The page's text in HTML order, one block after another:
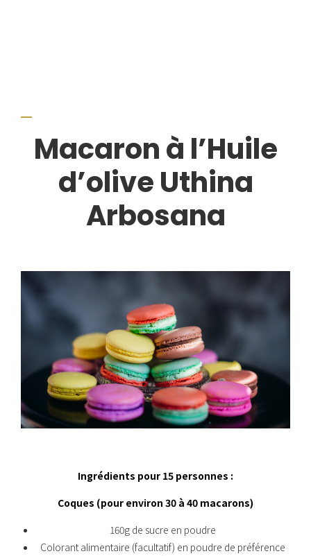
Macaron à l’Huile
d’olive Uthina
Arbosana
Ingrédients pour 15 personnes :
Coques (pour environ 30 à 40 macarons)
160g de sucre en poudre
Colorant alimentaire (facultatif) en poudre de préférence